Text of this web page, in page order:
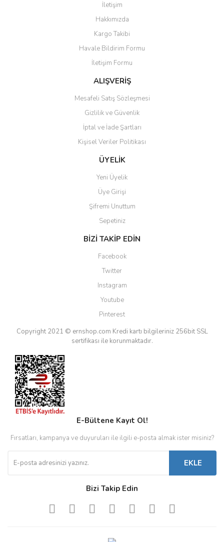
Ürün resmi kalitesiz, bozuk veya görüntülenemiyor.
Ürün açıklamasında eksik bilgiler bulunuyor.
Ürün bilgilerinde hatalar bulunuyor.
Ürün fiyatı diğer sitelerden daha pahalı.
Bu ürüne benzer farklı alternatifler olmalı.
Gönder
İletişim
Hakkımızda
Kargo Takibi
Havale Bildirim Formu
İletişim Formu
ALIŞVERİŞ
Mesafeli Satış Sözleşmesi
Gizlilik ve Güvenlik
İptal ve İade Şartları
Kişisel Veriler Politikası
ÜYELİK
Yeni Üyelik
Üye Girişi
Şifremi Unuttum
Sepetiniz
BİZİ TAKİP EDİN
Facebook
Twitter
Instagram
Youtube
Pinterest
Copyright 2021 © ernshop.com Kredi kartı bilgileriniz 256bit SSL
sertifikası ile korunmaktadır.
E-Bültene Kayıt Ol!
Fırsatları, kampanya ve duyuruları ile ilgili e-posta almak ister misiniz?
EKLE
Bizi Takip Edin